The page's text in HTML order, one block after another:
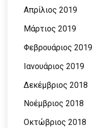
Απρίλιος 2019
Μάρτιος 2019
Φεβρουάριος 2019
Ιανουάριος 2019
Δεκέμβριος 2018
Νοέμβριος 2018
Οκτώβριος 2018